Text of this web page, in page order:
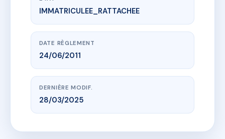
www.vme.plus/AC6601009
SDC MAGELLAN
14 RUE GAERNAESTRAETE 59760
IMMATRICULEE_RATTACHEE
DATE RÈGLEMENT
24/06/2011
DERNIÈRE MODIF.
28/03/2025